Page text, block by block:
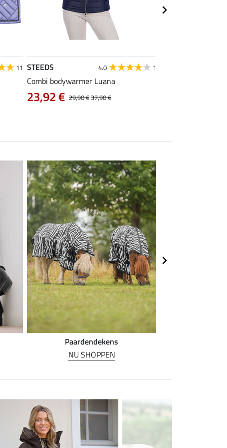
11 STEEDS 4.0 1
Combi bodywarmer Luana
29,90 €37,90 €
23,92 €
Paardendekens
NU SHOPPEN